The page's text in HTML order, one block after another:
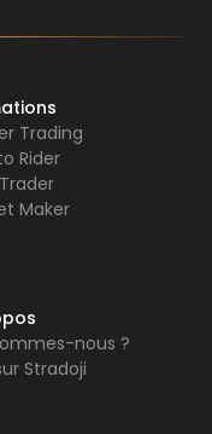
Trading
Rider
Maker
nous ?
Stradoji